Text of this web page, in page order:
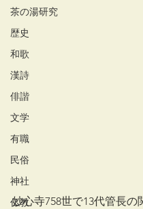
茶の湯研究
歴史
和歌
漢詩
俳諧
文学
有職
民俗
神社
仏教
妙心寺758世で13代管長の